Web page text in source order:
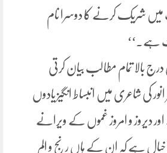
میں شریک کرنے کا دوسرا نام
ہے.‘‘
درج بالا تمام مطالب بیان کرتی
کی شاعری میں انبساط انگیز یادوں
دیروز و امروز غموں کے ویرانے
خیال ہے کہ ان کے ہاں رنج و الم